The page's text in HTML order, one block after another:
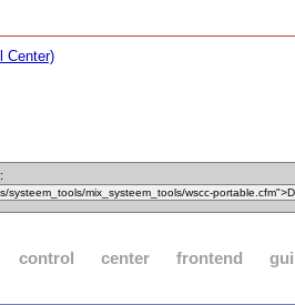
Center)
control center frontend gui